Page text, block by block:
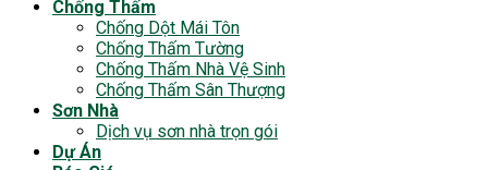
Chống Thấm
Chống Dột Mái Tôn
Chống Thấm Tường
Chống Thấm Nhà Vệ Sinh
Chống Thấm Sân Thượng
Sơn Nhà
Dịch vụ sơn nhà trọn gói
Dự Án